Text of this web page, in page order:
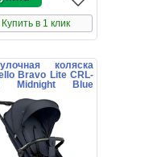
Купить в 1 клик
коляска
Bravo Lite CRL-
Midnight Blue